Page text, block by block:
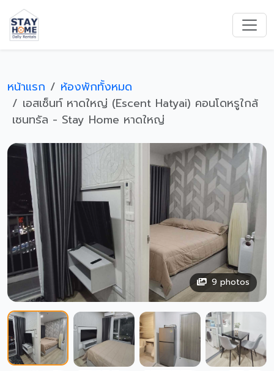
หน้าแรก
ห้องพักทั้งหมด
เอสเซ็นท์ หาดใหญ่ (Escent Hatyai) คอนโดหรูใกล้
เซนทรัล - Stay Home หาดใหญ่
9 photos